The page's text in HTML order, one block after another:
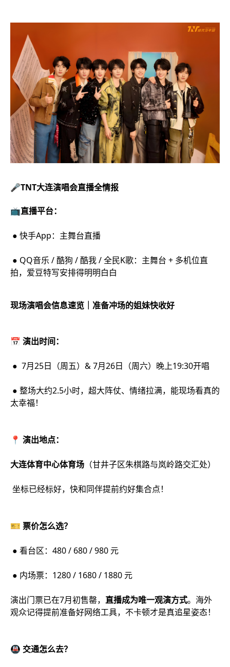
🎤TNT大连演唱会直播全情报
📺直播平台：
● 快手App：主舞台直播
● QQ音乐 / 酷狗 / 酷我 / 全民K歌：主舞台 + 多机位直
拍，爱豆特写安排得明明白白
现场演唱会信息速览｜准备冲场的姐妹快收好
📅 演出时间：
● 7月25日（周五）& 7月26日（周六）晚上19:30开唱
● 整场大约2.5小时，超大阵仗、情绪拉满，能现场看真的
太幸福！
📍 演出地点：
大连体育中心体育场 （甘井子区朱棋路与岚岭路交汇处）
坐标已经标好，快和同伴提前约好集合点！
🎫 票价怎么选？
● 看台区：480 / 680 / 980 元
● 内场票：1280 / 1680 / 1880 元
演出门票已在7月初售罄， 直播成为唯一观演方式。海外
观众记得提前准备好网络工具，不卡顿才是真追星姿态！
🚇 交通怎么去？